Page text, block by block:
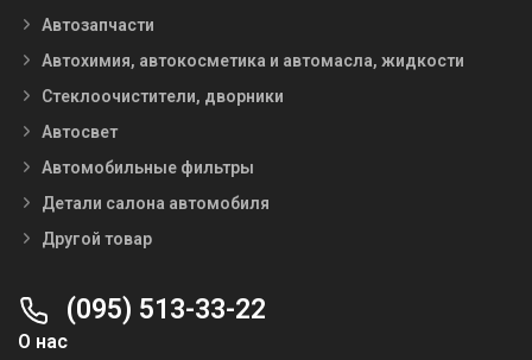
Автозапчасти
Автохимия, автокосметика и автомасла, жидкости
Стеклоочистители, дворники
Автосвет
Автомобильные фильтры
Детали салона автомобиля
Другой товар
(095) 513-33-22
О нас